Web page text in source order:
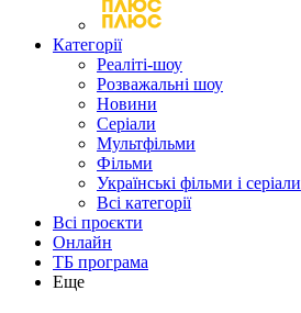
Категорії
Реаліті-шоу
Розважальні шоу
Новини
Серіали
Мультфільми
Фільми
Українські фільми і серіали
Всі категорії
Всі проєкти
Онлайн
ТБ програма
Еще